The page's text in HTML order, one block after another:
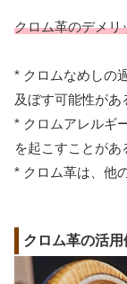
クロム革のデメリ
* クロムなめしの
及ぼす可能性があ
* クロムアレルギ
を起こすことがあ
* クロム革は、他
クロム革の活用